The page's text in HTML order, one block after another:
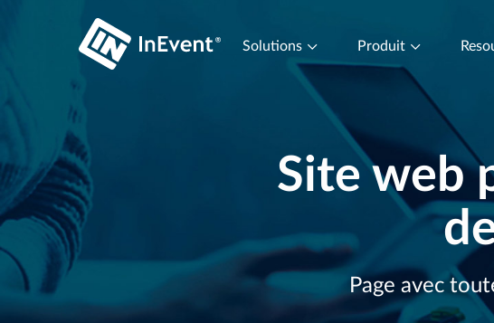
Solutions Produit
Site web
Page avec